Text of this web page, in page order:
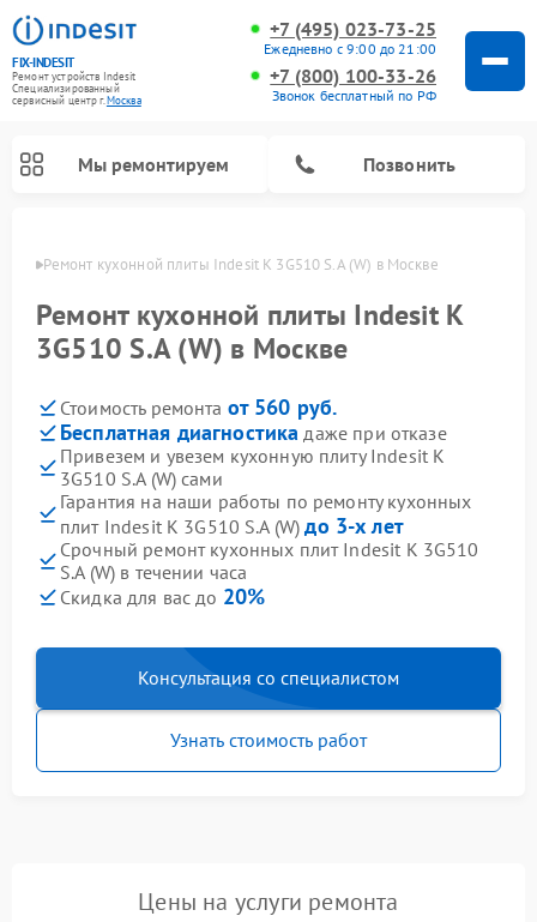
FIX-INDESIT
Ремонт устройств Indesit
Специализированный
cервисный центр г.Москва
+7 (495) 023-73-25
Ежедневно с 9:00 до 21:00
+7 (800) 100-33-26
Звонок бесплатный по РФ
Мы ремонтируем Позвонить
Ремонт кухонной плиты Indesit K 3G510 S.A (W) в Москве
Ремонт кухонной плиты Indesit K
3G510 S.A (W) в Москве
Стоимость ремонта от 560 руб.
Бесплатная диагностика даже при отказе
Привезем и увезем кухонную плиту Indesit K
3G510 S.A (W) сами
Гарантия на наши работы по ремонту кухонных
плит Indesit K 3G510 S.A (W)до 3-х лет
Срочный ремонт кухонных плит Indesit K 3G510
S.A (W) в течении часа
Скидка для вас до 20%
Консультация со специалистом
Узнать стоимость работ
Цены на услуги ремонта